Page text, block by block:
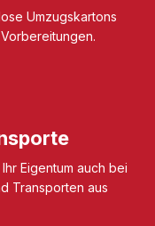
Umzugskartons
Eigentum auch bei
Transporten aus